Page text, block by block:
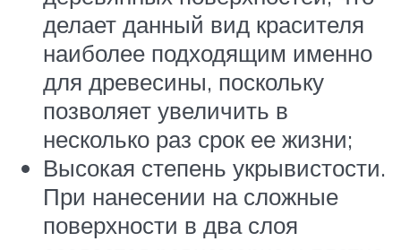
делает данный вид красителя
наиболее подходящим именно
для древесины, поскольку
позволяет увеличить в
несколько раз срок ее жизни;
Высокая степень укрывистости.
При нанесении на сложные
поверхности в два слоя